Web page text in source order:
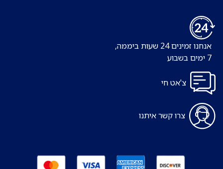
אנחנו זמינים 24 שעות ביממה,
צ'אט חי
צרו קשר איתנו